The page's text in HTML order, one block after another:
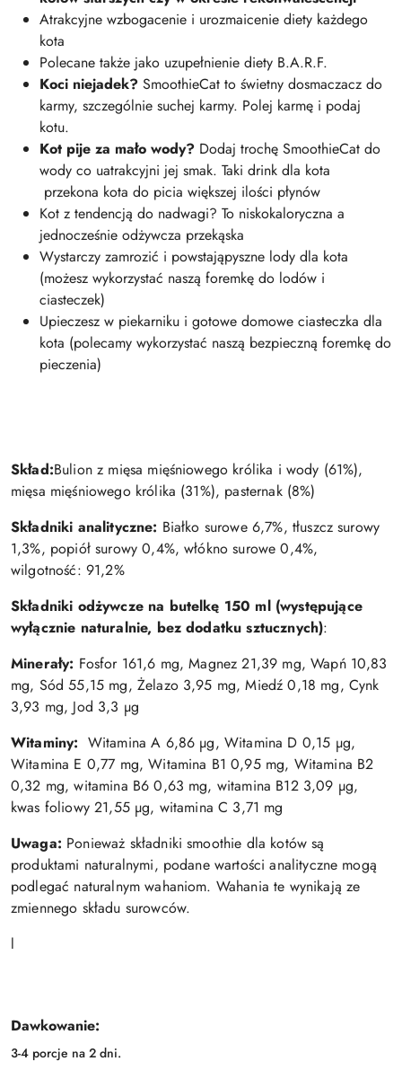
Atrakcyjne wzbogacenie i urozmaicenie diety każdego
kota
Polecane także jako uzupełnienie diety B.A.R.F.
Koci niejadek? SmoothieCat to świetny dosmaczacz do
karmy, szczególnie suchej karmy. Polej karmę i podaj
kotu.
Kot pije za mało wody? Dodaj trochę SmoothieCat do
wody co uatrakcyjni jej smak. Taki drink dla kota
przekona kota do picia większej ilości płynów
Kot z tendencją do nadwagi? To niskokaloryczna a
jednocześnie odżywcza przekąska
Wystarczy zamrozić i powstająpyszne lody dla kota
(możesz wykorzystać naszą foremkę do lodów i
ciasteczek)
Upieczesz w piekarniku i gotowe domowe ciasteczka dla
kota (polecamy wykorzystać naszą bezpieczną foremkę do
pieczenia)
Skład:Bulion z mięsa mięśniowego królika i wody (61%),
mięsa mięśniowego królika (31%), pasternak (8%)
Składniki analityczne: Białko surowe 6,7%, tłuszcz surowy
1,3%, popiół surowy 0,4%, włókno surowe 0,4%,
wilgotność: 91,2%
Składniki odżywcze na butelkę 150 ml (występujące
wyłącznie naturalnie, bez dodatku sztucznych):
Minerały: Fosfor 161,6 mg, Magnez 21,39 mg, Wapń 10,83
mg, Sód 55,15 mg, Żelazo 3,95 mg, Miedź 0,18 mg, Cynk
3,93 mg, Jod 3,3 µg
Witaminy: Witamina A 6,86 µg, Witamina D 0,15 µg,
Witamina E 0,77 mg, Witamina B1 0,95 mg, Witamina B2
0,32 mg, witamina B6 0,63 mg, witamina B12 3,09 µg,
kwas foliowy 21,55 µg, witamina C 3,71 mg
Uwaga: Ponieważ składniki smoothie dla kotów są
produktami naturalnymi, podane wartości analityczne mogą
podlegać naturalnym wahaniom. Wahania te wynikają ze
zmiennego składu surowców.
l
Dawkowanie:
3-4 porcje na 2 dni.